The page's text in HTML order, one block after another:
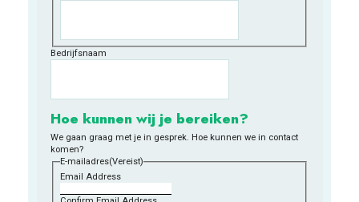
Bedrijfsnaam
Hoe kunnen wij je bereiken?
We gaan graag met je in gesprek. Hoe kunnen we in contact
komen?
E-mailadres(Vereist)
Email Address